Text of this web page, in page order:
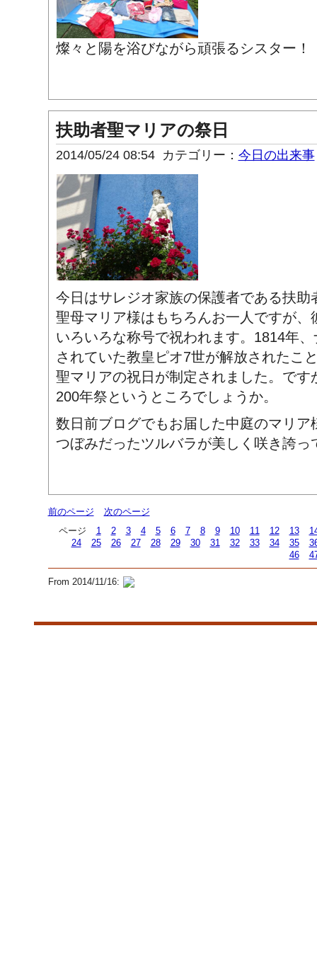
燦々と陽を浴びながら頑張るシスター！
扶助者聖マリアの祭日
2014/05/24 08:54 カテゴリー： 今日の出来事
今日はサレジオ家族の保護者である扶助
聖母マリア様はもちろんお一人ですが、
いろいろな称号で祝われます。1814年
されていた教皇ピオ7世が解放されたこ
聖マリアの祝日が制定されました。です
200年祭というところでしょうか。
数日前ブログでもお届した中庭のマリ
つぼみだったツルバラが美しく咲き誇
前のページ
次のページ
ページ
1 2 3 4 5 6 7 8 9 10 11 12 13
24
25 26 27 28 29 30 31 32 33 34 35
46
From 2014/11/16: